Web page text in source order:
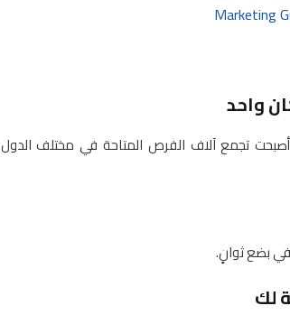
Marketing
تجمع آلاف الفرص المتاحة في مختلف الدول